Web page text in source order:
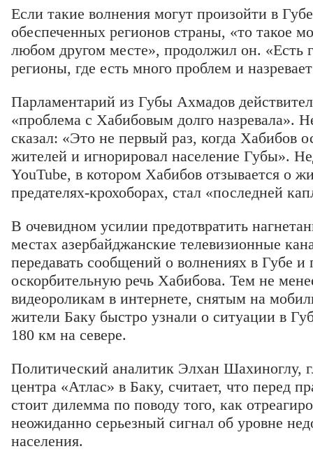
Если такие волнения могут произойти в
обеспеченных регионов страны, «то такое
любом другом месте», продолжил он. «Есть
регионы, где есть много проблем и
Парламентарий из Губы Ахмадов
«проблема с Хабибовым долго назревала».
сказал: «Это не первый раз, когда Хабибов
жителей и игнорировал население Губы».
YouTube, в котором Хабибов отзывается о
предателях-крохоборах, стал «последней
В очевидном усилии предотвратить
местах азербайджанские телевизионные
передавать сообщений о волнениях в Губе и
оскорбительную речь Хабибова. Тем не
видеороликам в интернете, снятым на
жители Баку быстро узнали о ситуации в
180 км на севере.
Политический аналитик Элхан Шахиноглу,
центра «Атлас» в Баку, считает, что перед
стоит дилемма по поводу того, как
неожиданно серьезный сигнал об уровне
населения.